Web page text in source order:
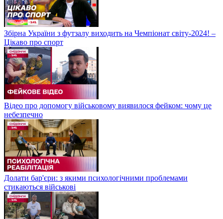
Збірна України з футзалу виходить на Чемпіонат світу-2024! –
Цікаво про спорт
Відео про допомогу військовому виявилося фейком: чому це
небезпечно
Долати бар'єри: з якими психологічними проблемами
стикаються військові